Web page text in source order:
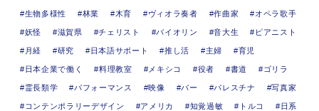
生物多様性 林業 木育 ヴィオラ奏者 作曲家 オペラ歌手
妖怪 滋賀県 チェリスト バイオリン 音大生 ピアニスト
月経 研究 日本語サポート 推し活 主婦 育児
日本企業で働く 料理教室 メキシコ 役者 書道 ゴリラ
霊長類学 パフォーマンス 映像 バー パレスチナ 写真家
コンテンポラリーデザイン アメリカ 知覚過敏 トルコ 日系